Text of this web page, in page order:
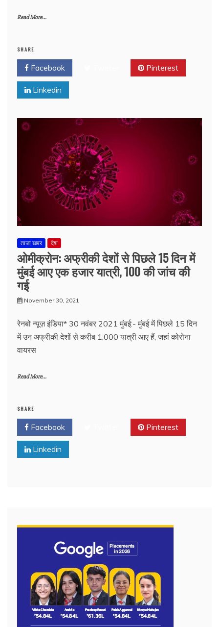
Read More...
SHARE
Facebook Pinterest
Linkedin
ताजा खबर देश
ओमीक्रोन: अफ्रीकी देशों से पिछले 15 दिन में
मुंबई आए एक हजार यात्री, 100 की जांच की
गई
November 30, 2021
रेनबो न्यूज़ इंडिया* 30 नवंबर 2021 मुंबई:- मुंबई में पिछले 15 दिन
में उन अफ्रीकी देशों से करीब 1,000 यात्री आए हैं, जहां कोरोना
वायरस
Read More...
SHARE
Facebook Pinterest
Linkedin